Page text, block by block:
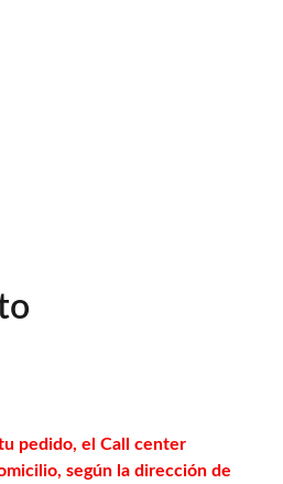
pedido, el Call center
según la dirección de